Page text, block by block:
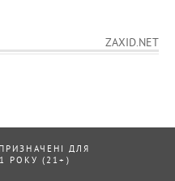
ZAXID.NET
ДЛЯ
РОКУ (21+)